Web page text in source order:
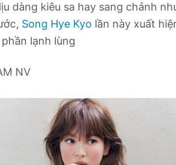
dàng kiêu sa hay sang chảnh
Song Hye Kyo lần này xuất
lạnh lùng
NV